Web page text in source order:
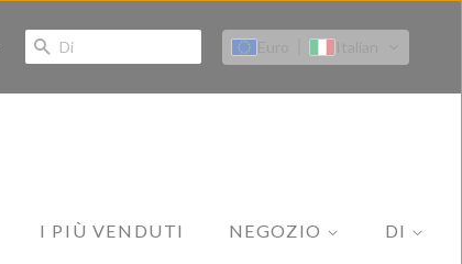
DI
I PIÙ VENDUTI NEGOZIO DI